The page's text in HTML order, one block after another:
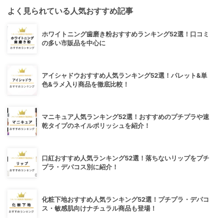
よく見られている人気おすすめ記事
ホワイトニング歯磨き粉おすすめランキング52選！口コミ
の多い市販品を中心に
アイシャドウおすすめ人気ランキング52選！パレット&単
色&ラメ入り商品を徹底比較！
マニキュア人気ランキング52選！おすすめのプチプラや速
乾タイプのネイルポリッシュを紹介！
口紅おすすめ人気ランキング52選！落ちないリップをプチ
プラ・デパコス別に紹介！
化粧下地おすすめ人気ランキング52選！プチプラ・デパコ
ス・敏感肌向けナチュラル商品も登場！